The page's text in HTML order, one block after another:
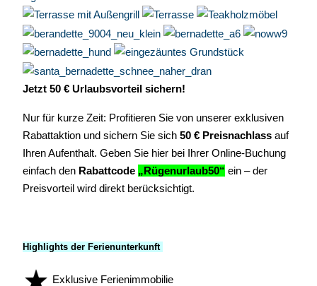
Jetzt 50 € Urlaubsvorteil sichern!
Nur für kurze Zeit: Profitieren Sie von unserer exklusiven
Rabattaktion und sichern Sie sich 50 € Preisnachlass auf
Ihren Aufenthalt. Geben Sie hier bei Ihrer Online-Buchung
einfach den Rabattcode „Rügenurlaub50“ ein – der
Preisvorteil wird direkt berücksichtigt.
Highlights der Ferienunterkunft
Exklusive Ferienimmobilie